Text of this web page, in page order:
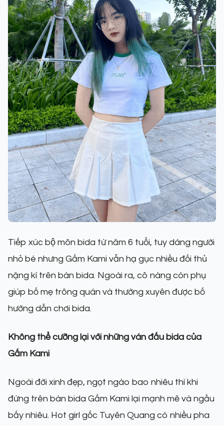
Tiếp xúc bộ môn bida từ năm 6 tuổi, tuy dáng người
nhỏ bé nhưng Gấm Kami vẫn hạ gục nhiều đối thủ
nặng kí trên bàn bida. Ngoài ra, cô nàng còn phụ
giúp bố mẹ trông quán và thường xuyên được bố
hướng dẫn chơi bida.
Không thể cưỡng lại với những ván đấu bida của
Gấm Kami
Ngoài đời xinh đẹp, ngọt ngào bao nhiêu thì khi
đứng trên bàn bida Gấm Kami lại mạnh mẽ và ngầu
bấy nhiêu. Hot girl gốc Tuyên Quang có nhiều pha